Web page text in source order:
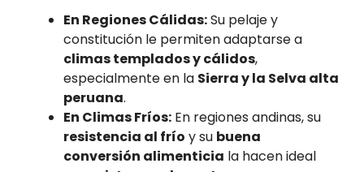
En Regiones Cálidas:Su pelaje y
constitución le permiten adaptarse a
climas templados y cálidos,
especialmente en la Sierra y la Selva alta
peruana.
En Climas Fríos: En regiones andinas, su
resistencia al frío y su buena
conversión alimenticia la hacen ideal